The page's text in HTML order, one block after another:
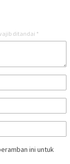
ditandai *
ini untuk